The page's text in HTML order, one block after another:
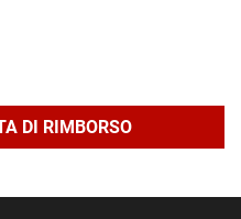
DI RIMBORSO